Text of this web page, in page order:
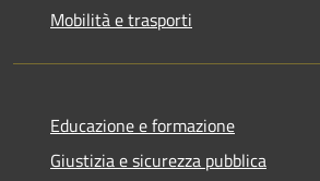
Mobilità e trasporti
Educazione e formazione
Giustizia e sicurezza pubblica